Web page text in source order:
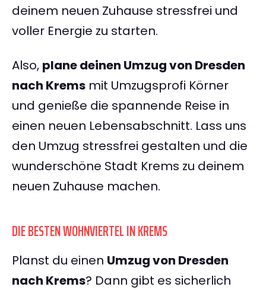
deinem neuen Zuhause stressfrei und
voller Energie zu starten.
Also, plane deinen Umzug von Dresden
nach Krems mit Umzugsprofi Körner
und genieße die spannende Reise in
einen neuen Lebensabschnitt. Lass uns
den Umzug stressfrei gestalten und die
wunderschöne Stadt Krems zu deinem
neuen Zuhause machen.
DIE BESTEN WOHNVIERTEL IN KREMS
Planst du einen Umzug von Dresden
nach Krems? Dann gibt es sicherlich